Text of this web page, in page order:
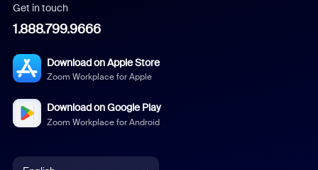
Get in touch
1.888.799.9666
Download on Apple Store
Zoom Workplace for Apple
Download on Google Play
Zoom Workplace for Android